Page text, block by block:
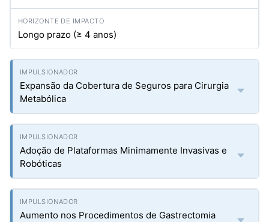
Longo prazo (≥ 4 anos)
Expansão da Cobertura de Seguros para Cirurgia
Metabólica
Adoção de Plataformas Minimamente Invasivas e
Robóticas
Aumento nos Procedimentos de Gastrectomia